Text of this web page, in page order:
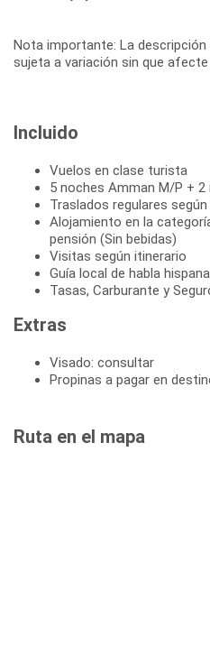
Nota importante: La
sujeta a variación sin que
Incluido
Vuelos en clase turista
5 noches Amman M/P +
Traslados regulares
Alojamiento en la
pensión (Sin bebidas)
Visitas según itinerario
Guía local de habla
Tasas, Carburante y
Extras
Visado: consultar
Propinas a pagar en
Ruta en el mapa